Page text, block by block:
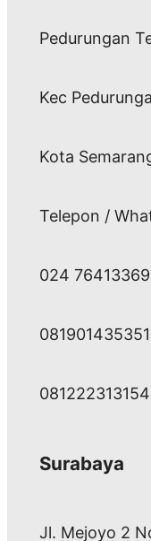
Pedurungan
Kec
Kota
Telepon /
024 76413369
081901435351
081222313154
Surabaya
Jl. Mejoyo 2